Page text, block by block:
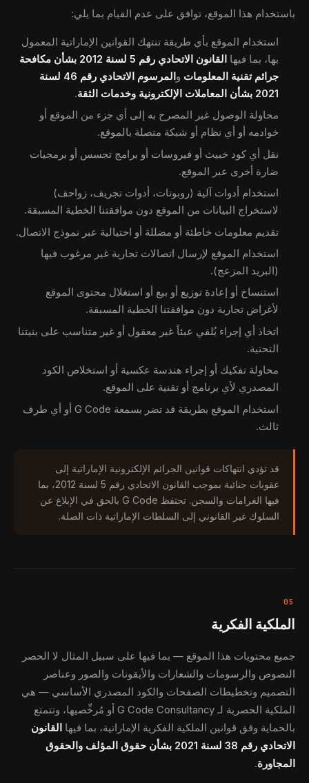
باستخدام هذا الموقع، توافق على عدم القيام بما يلي:
استخدام الموقع بأي طريقة تنتهك القوانين الإماراتية المعمول
بها، بما فيها
القانون الاتحادي رقم 5 لسنة 2012 بشأن مكافحة
جرائم تقنية المعلومات و
المرسوم الاتحادي رقم 46 لسنة
2021 بشأن المعاملات الإلكترونية وخدمات الثقة
.
محاولة الوصول غير المصرح به إلى أي جزء من الموقع أو
خوادمه أو أي نظام أو شبكة متصلة بالموقع.
نقل أي كود خبيث أو فيروسات أو برامج تجسس أو برمجيات
ضارة أخرى عبر الموقع.
استخدام أدوات آلية (روبوتات، أدوات تجريف، زواحف)
لاستخراج البيانات من الموقع دون موافقتنا الخطية المسبقة.
تقديم معلومات خاطئة أو مضللة أو احتيالية عبر نموذج الاتصال.
استخدام الموقع لإرسال اتصالات تجارية غير مرغوب فيها
(البريد المزعج).
استنساخ أو إعادة توزيع أو بيع أو استغلال محتوى الموقع
لأغراض تجارية دون موافقتنا الخطية المسبقة.
اتخاذ أي إجراء يُلقي عبئاً غير معقول أو غير متناسب على بنيتنا
التحتية.
محاولة تفكيك أو إجراء هندسة عكسية أو استخلاص الكود
المصدري لأي برنامج أو تقنية على الموقع.
استخدام الموقع بطريقة قد تضر بسمعة G Code أو أي طرف
ثالث.
قد تؤدي انتهاكات قوانين الجرائم الإلكترونية الإماراتية إلى
عقوبات جنائية بموجب القانون الاتحادي رقم 5 لسنة 2012، بما
فيها الغرامات والسجن. تحتفظ G Code بالحق في الإبلاغ عن
السلوك غير القانوني إلى السلطات الإماراتية ذات الصلة.
05
الملكية الفكرية
جميع محتويات هذا الموقع — بما فيها على سبيل المثال لا الحصر
النصوص والرسومات والشعارات والأيقونات والصور وعناصر
التصميم وتخطيطات الصفحات والكود المصدري الأساسي — هي
الملكية الحصرية لـ G Code Consultancy أو مُرخِّصيها، وتتمتع
بالحماية وفق قوانين الملكية الفكرية الإماراتية، بما فيها القانون
الاتحادي رقم 38 لسنة 2021 بشأن حقوق المؤلف والحقوق
المجاورة.